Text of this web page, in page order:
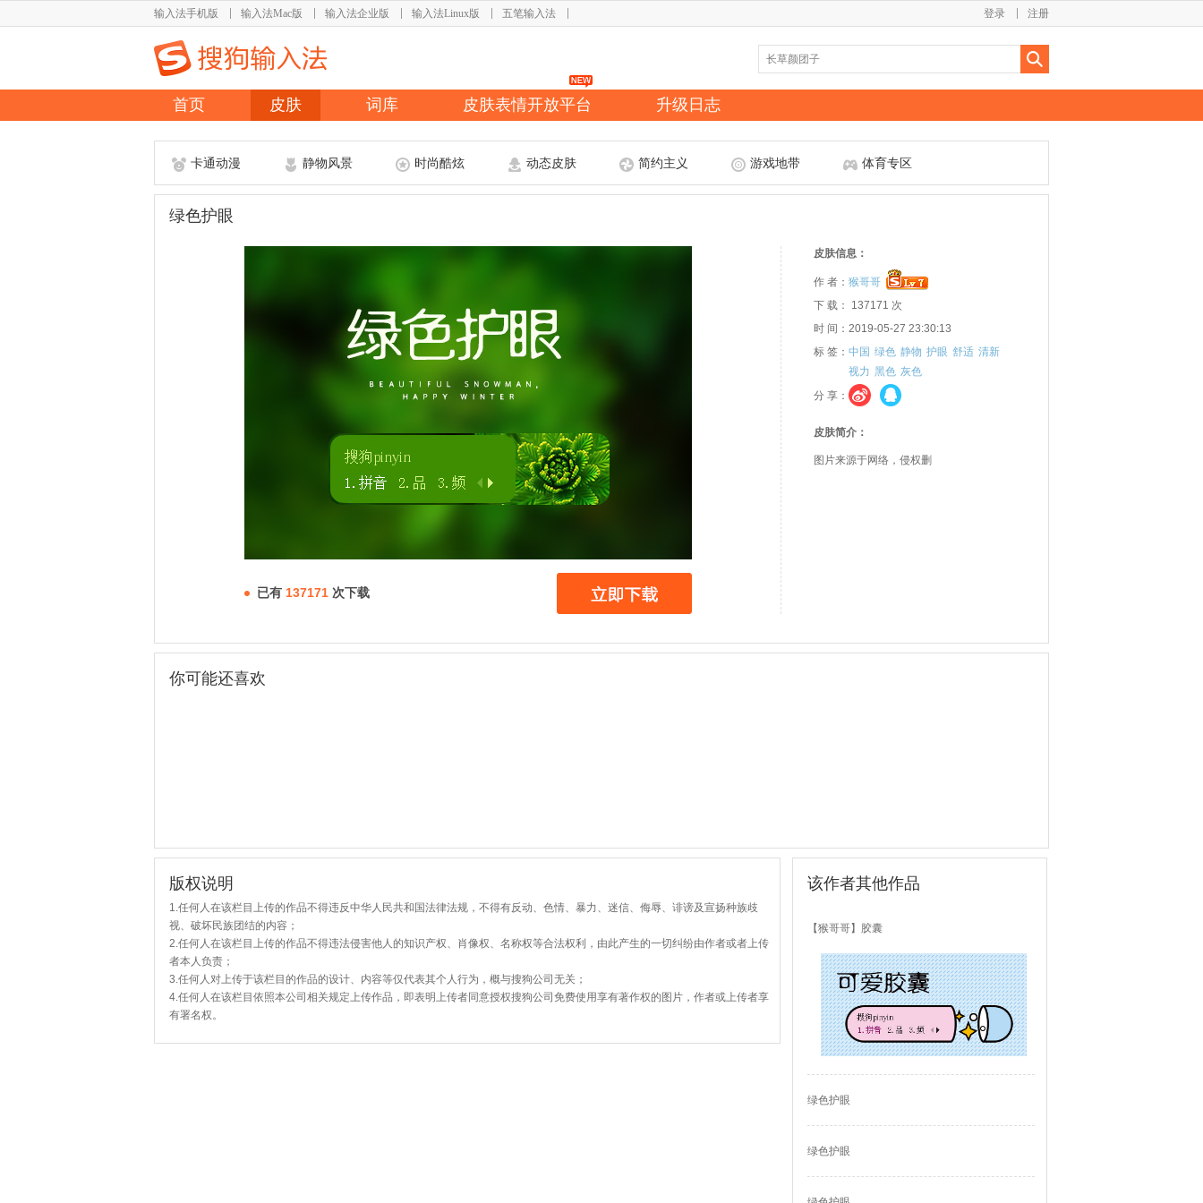
输入法手机版 输入法Mac版 输入法企业版 输入法Linux版 五笔输入法 注册
登录
首页 皮肤 词库 皮肤表情开放平台 升级日志
卡通动漫 静物风景 时尚酷炫 动态皮肤 简约主义 游戏地带 体育专区
绿色护眼
已有 137171 次下载
皮肤信息：
作 者： 猴哥哥
下 载： 137171 次
时 间：2019-05-27 23:30:13
标 签： 中国 绿色 静物 护眼 舒适 清新
视力 黑色 灰色
分 享：
皮肤简介：
图片来源于网络，侵权删
你可能还喜欢
版权说明
1.任何人在该栏目上传的作品不得违反中华人民共和国法律法规，不得有反动、色情、暴力、迷信、侮辱、诽谤及宣扬种族歧
视、破坏民族团结的内容；
2.任何人在该栏目上传的作品不得违法侵害他人的知识产权、肖像权、名称权等合法权利，由此产生的一切纠纷由作者或者上传
者本人负责；
3.任何人对上传于该栏目的作品的设计、内容等仅代表其个人行为，概与搜狗公司无关；
4.任何人在该栏目依照本公司相关规定上传作品，即表明上传者同意授权搜狗公司免费使用享有著作权的图片，作者或上传者享
有署名权。
该作者其他作品
【猴哥哥】胶囊
绿色护眼
绿色护眼